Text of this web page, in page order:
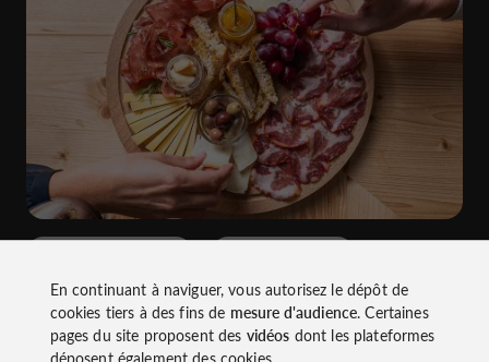
Les meilleurs fromages et
charcuteries de Porto à
En continuant à naviguer, vous autorisez le dépôt de
cookies tiers à des fins de mesure d'audience. Certaines
pages du site proposent des vidéos dont les plateformes
déposent également des cookies.